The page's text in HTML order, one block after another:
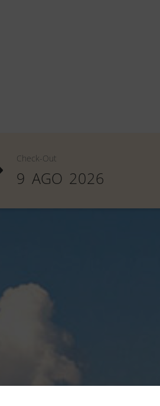
Check-Out
9 AGO 2026